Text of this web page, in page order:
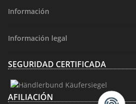
Información
Información legal
SEGURIDAD CERTIFICADA
AFILIACIÓN